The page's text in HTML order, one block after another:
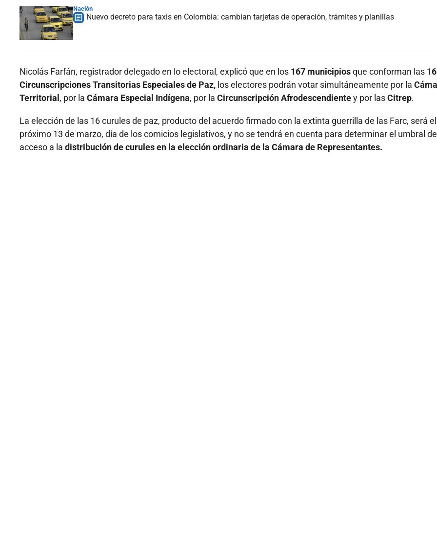
Nación
Nuevo decreto para taxis en Colombia: cambian tarjetas de operación, trámites y planillas
Nicolás Farfán, registrador delegado en lo electoral, explicó que en los 167 municipiosque conforman las 16
Circunscripciones Transitorias Especiales de Paz, los electores podrán votar simultáneamente por la
Territorial , por la Cámara Especial Indígena, por la Circunscripción Afrodescendientey por lasCitrep.
La elección de las 16 curules de paz, producto del acuerdo firmado con la extinta guerrilla de las Farc, será el
próximo 13 de marzo, día de los comicios legislativos, y no se tendrá en cuenta para determinar el umbral de
acceso a la distribución de curules en la elección ordinaria de la Cámara de Representantes.